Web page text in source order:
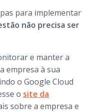
para implementar
não precisa ser
e manter a
empresa à sua
o Google Cloud
o site da
sobre a empresa e